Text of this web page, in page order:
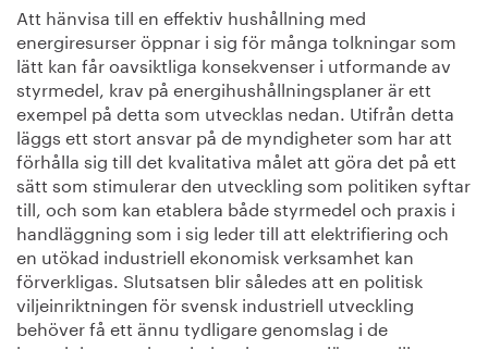
Att hänvisa till en effektiv hushållning med
energiresurser öppnar i sig för många tolkningar som
lätt kan får oavsiktliga konsekvenser i utformande av
styrmedel, krav på energihushållningsplaner är ett
exempel på detta som utvecklas nedan. Utifrån detta
läggs ett stort ansvar på de myndigheter som har att
förhålla sig till det kvalitativa målet att göra det på ett
sätt som stimulerar den utveckling som politiken syftar
till, och som kan etablera både styrmedel och praxis i
handläggning som i sig leder till att elektrifiering och
en utökad industriell ekonomisk verksamhet kan
förverkligas. Slutsatsen blir således att en politisk
viljeinriktningen för svensk industriell utveckling
behöver få ett ännu tydligare genomslag i de